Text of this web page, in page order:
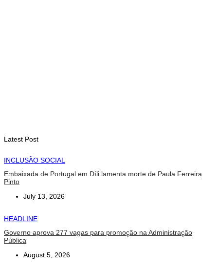
Latest Post
INCLUSÃO SOCIAL
Embaixada de Portugal em Díli lamenta morte de Paula Ferreira
Pinto
July 13, 2026
HEADLINE
Governo aprova 277 vagas para promoção na Administração
Pública
August 5, 2026